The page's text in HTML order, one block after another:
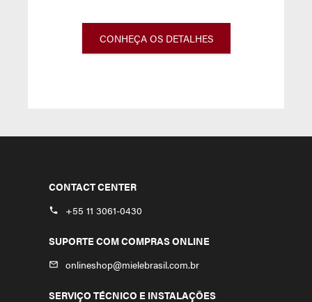
CONHEÇA OS DETALHES
CONTACT CENTER
phone +55 11 3061-0430
SUPORTE COM COMPRAS ONLINE
mail_outline onlineshop@mielebrasil.com.br
SERVIÇO TÉCNICO E INSTALAÇÕES